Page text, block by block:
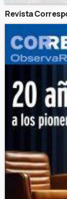
Revista